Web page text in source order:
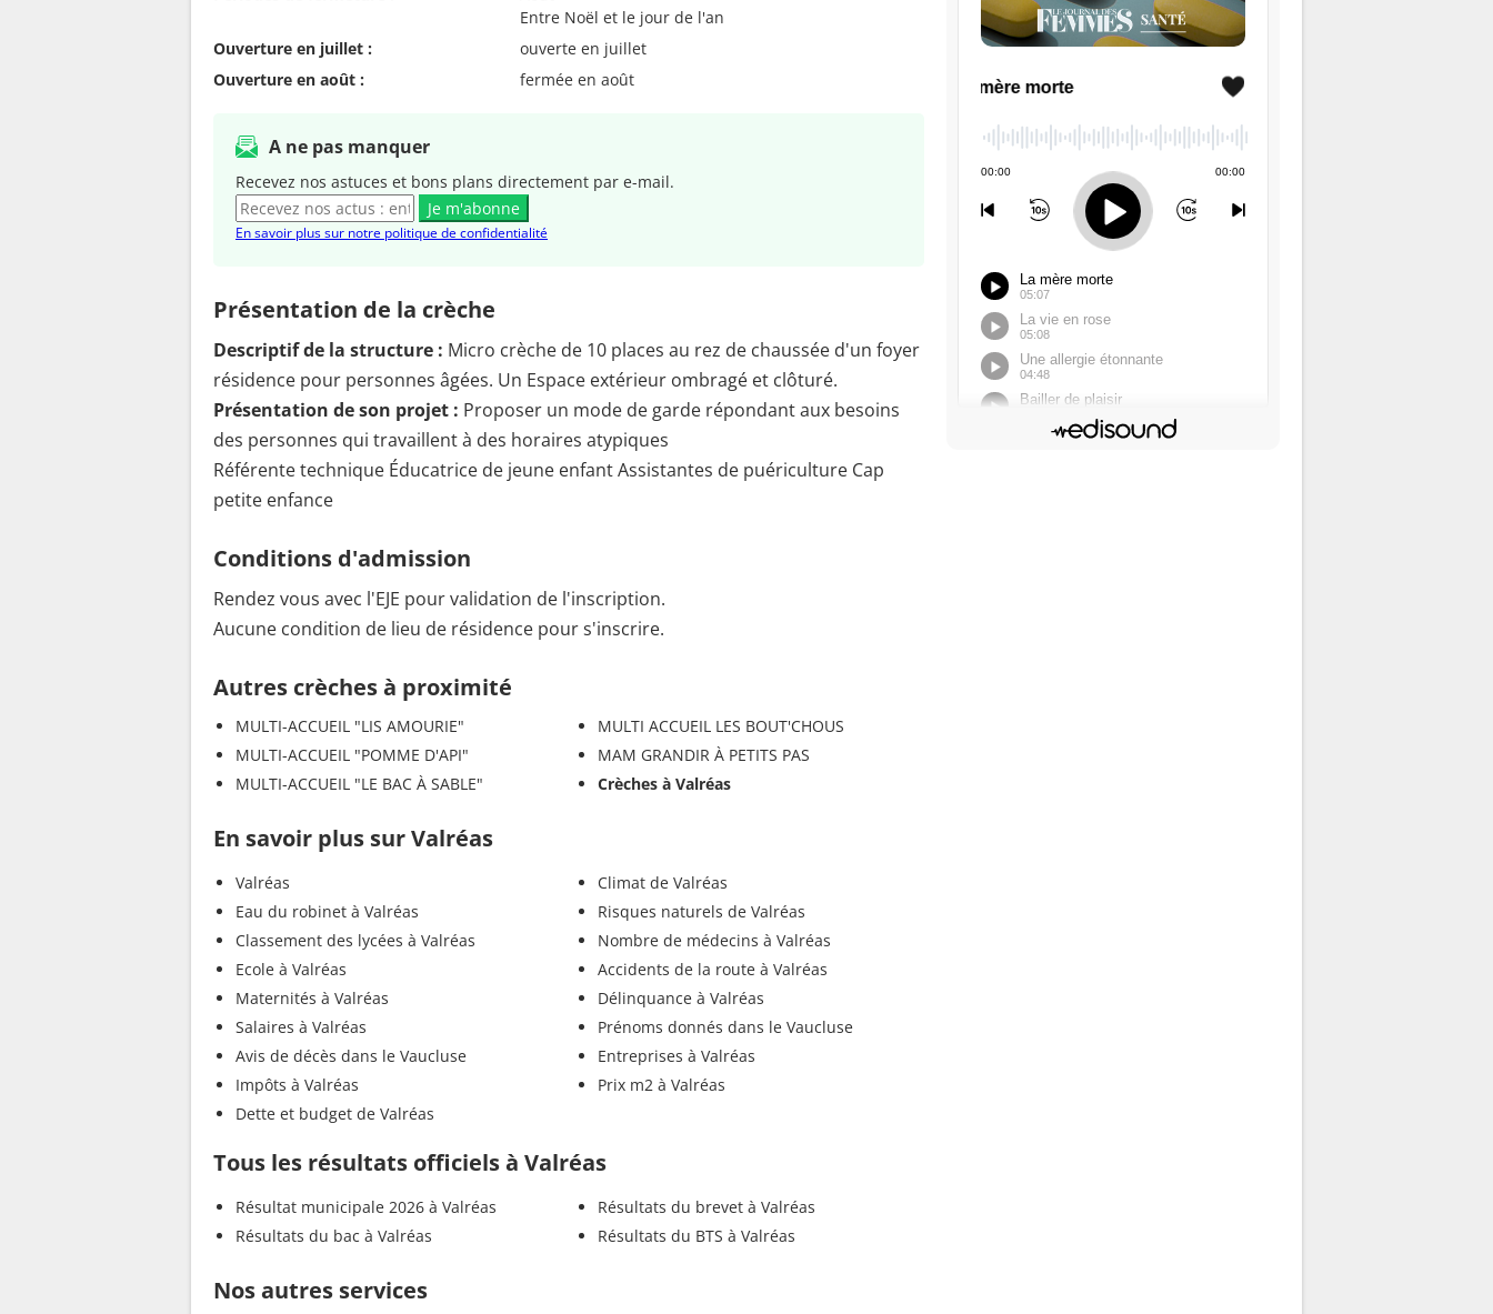
Entre Noël et le jour de l'an
Ouverture en juillet :
ouverte en juillet
Ouverture en août :
fermée en août
A ne pas manquer
Recevez nos astuces et bons plans directement par e-mail.
Je m'abonne
En savoir plus sur notre politique de confidentialité
Présentation de la crèche
Descriptif de la structure : Micro crèche de 10 places au rez de chaussée d'un foyer
résidence pour personnes âgées. Un Espace extérieur ombragé et clôturé.
Présentation de son projet : Proposer un mode de garde répondant aux besoins
des personnes qui travaillent à des horaires atypiques
Référente technique Éducatrice de jeune enfant Assistantes de puériculture Cap
petite enfance
Conditions d'admission
Rendez vous avec l'EJE pour validation de l'inscription.
Aucune condition de lieu de résidence pour s'inscrire.
Autres crèches à proximité
MULTI-ACCUEIL "LIS AMOURIE"
MULTI-ACCUEIL "POMME D'API"
MULTI-ACCUEIL "LE BAC À SABLE"
MULTI ACCUEIL LES BOUT'CHOUS
MAM GRANDIR À PETITS PAS
Crèches à Valréas
En savoir plus sur Valréas
Valréas
Eau du robinet à Valréas
Classement des lycées à Valréas
Ecole à Valréas
Maternités à Valréas
Salaires à Valréas
Avis de décès dans le Vaucluse
Impôts à Valréas
Dette et budget de Valréas
Climat de Valréas
Risques naturels de Valréas
Nombre de médecins à Valréas
Accidents de la route à Valréas
Délinquance à Valréas
Prénoms donnés dans le Vaucluse
Entreprises à Valréas
Prix m2 à Valréas
Tous les résultats officiels à Valréas
Résultat municipale 2026 à Valréas
Résultats du bac à Valréas
Résultats du brevet à Valréas
Résultats du BTS à Valréas
Nos autres services